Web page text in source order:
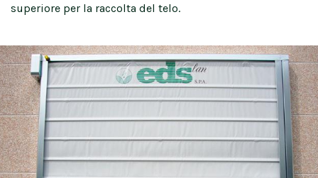
superiore per la raccolta del telo.